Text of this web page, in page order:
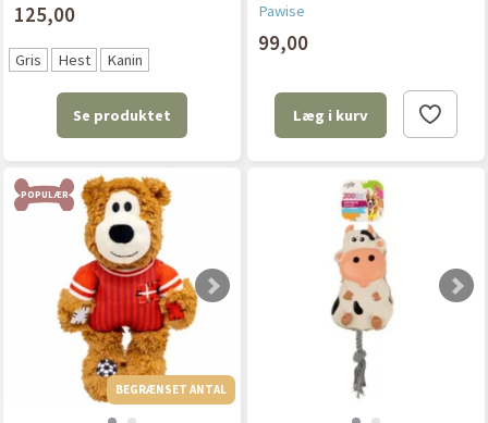
125,00
Gris Hest Kanin
Se produktet
Pawise
99,00
Læg i kurv
POPULÆR
BEGRÆNSET ANTAL BEGRÆNSET ANTAL